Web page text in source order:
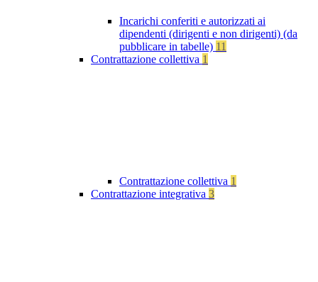
Incarichi conferiti e autorizzati ai
dipendenti (dirigenti e non dirigenti) (da
pubblicare in tabelle) 11
Contrattazione collettiva 1
Contrattazione collettiva 1
Contrattazione integrativa 3